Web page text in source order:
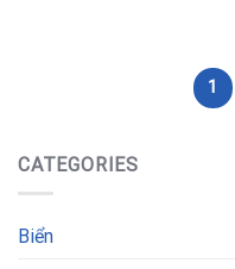
1
CATEGORIES
Biển